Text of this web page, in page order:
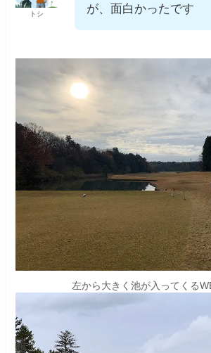
トシ
が、面白かったです
左から大きく池が入ってくる